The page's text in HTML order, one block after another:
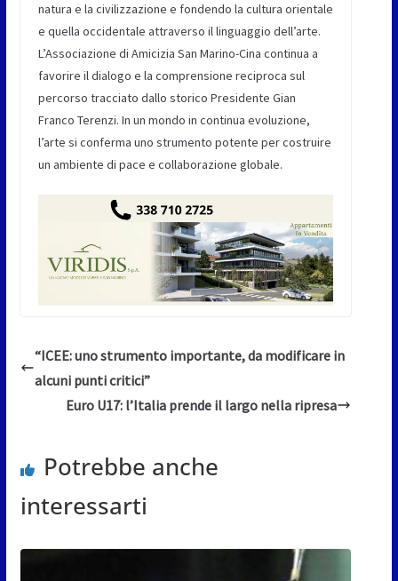
natura e la civilizzazione e fondendo la cultura orientale
e quella occidentale attraverso il linguaggio dell’arte.
L’Associazione di Amicizia San Marino-Cina continua a
favorire il dialogo e la comprensione reciproca sul
percorso tracciato dallo storico Presidente Gian
Franco Terenzi. In un mondo in continua evoluzione,
l’arte si conferma uno strumento potente per costruire
un ambiente di pace e collaborazione globale.
“ICEE: uno strumento importante, da modificare in
alcuni punti critici”
Euro U17: l’Italia prende il largo nella ripresa
Potrebbe anche
interessarti